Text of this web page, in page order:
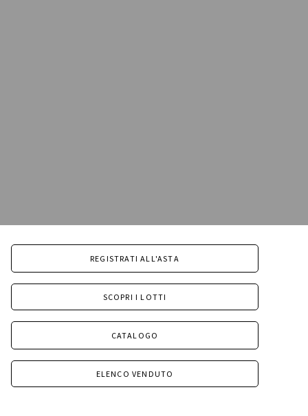
REGISTRATI ALL'ASTA
SCOPRI I LOTTI
CATALOGO
ELENCO VENDUTO